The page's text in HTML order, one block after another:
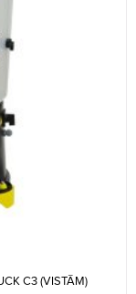
C3 (VISTĀM)